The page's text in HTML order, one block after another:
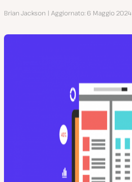
Autore
Brian Jackson Aggiornato 6 Maggio 2024